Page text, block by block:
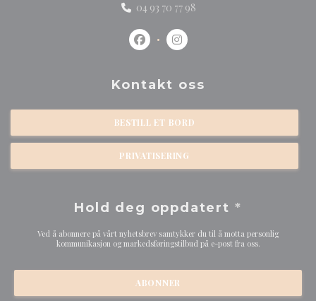
04 93 70 77 98
Facebook ((åpner i et nytt vindu))
Instagram ((åpner i et nytt
Kontakt oss
BESTILL ET BORD
PRIVATISERING
Hold deg oppdatert *
Ved å abonnere på vårt nyhetsbrev samtykker du til å motta personlig
kommunikasjon og markedsføringstilbud på e-post fra oss.
ABONNER